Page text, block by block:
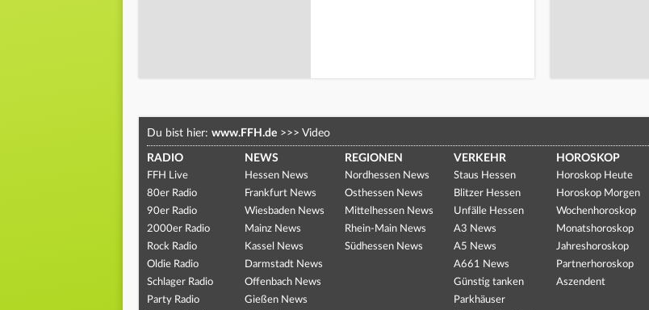
Du bist hier: www.FFH.de >>> Video
RADIO
FFH Live
80er Radio
90er Radio
2000er Radio
Rock Radio
Oldie Radio
Schlager Radio
Party Radio
NEWS
Hessen News
Frankfurt News
Wiesbaden News
Mainz News
Kassel News
Darmstadt News
Offenbach News
Gießen News
REGIONEN
Nordhessen News
Osthessen News
Mittelhessen News
Rhein-Main News
Südhessen News
VERKEHR
Staus Hessen
Blitzer Hessen
Unfälle Hessen
A3 News
A5 News
A661 News
Günstig tanken
Parkhäuser
HOROSKOP
Horoskop Heute
Horoskop Morgen
Wochenhoroskop
Monatshoroskop
Jahreshoroskop
Partnerhoroskop
Aszendent